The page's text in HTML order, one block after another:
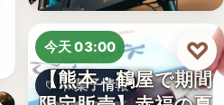
今天 03:00
和菓子情報
【熊本・鶴屋で期間
♡